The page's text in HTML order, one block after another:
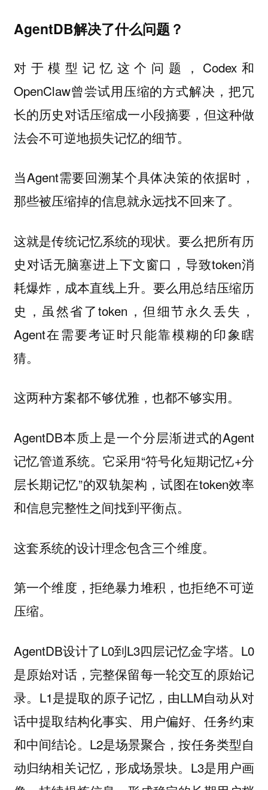
AgentDB解决了什么问题？
对于模型记忆这个问题，Codex和
OpenClaw曾尝试用压缩的方式解决，把冗
长的历史对话压缩成一小段摘要，但这种做
法会不可逆地损失记忆的细节。
当Agent需要回溯某个具体决策的依据时，
那些被压缩掉的信息就永远找不回来了。
这就是传统记忆系统的现状。要么把所有历
史对话无脑塞进上下文窗口，导致token消
耗爆炸，成本直线上升。要么用总结压缩历
史，虽然省了token，但细节永久丢失，
Agent在需要考证时只能靠模糊的印象瞎
猜。
这两种方案都不够优雅，也都不够实用。
AgentDB本质上是一个分层渐进式的Agent
记忆管道系统。它采用“符号化短期记忆+分
层长期记忆”的双轨架构，试图在token效率
和信息完整性之间找到平衡点。
这套系统的设计理念包含三个维度。
第一个维度，拒绝暴力堆积，也拒绝不可逆
压缩。
AgentDB设计了L0到L3四层记忆金字塔。L0
是原始对话，完整保留每一轮交互的原始记
录。L1是提取的原子记忆，由LLM自动从对
话中提取结构化事实、用户偏好、任务约束
和中间结论。L2是场景聚合，按任务类型自
动归纳相关记忆，形成场景块。L3是用户画